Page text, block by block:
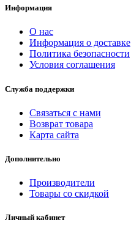
Информация
О нас
Информация о доставке
Политика безопасности
Условия соглашения
Служба поддержки
Связаться с нами
Возврат товара
Карта сайта
Дополнительно
Производители
Товары со скидкой
Личный кабинет